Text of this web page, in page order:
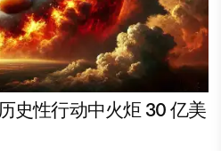
史性行动中火炬 30 亿美